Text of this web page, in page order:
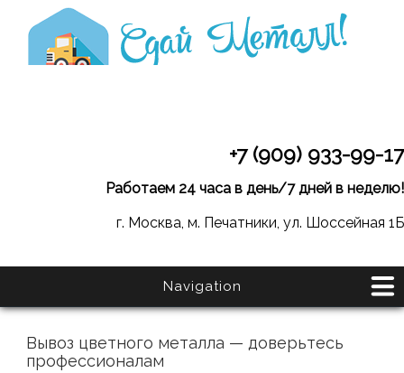
+7 (909) 933-99-17
Работаем 24 часа в день/7 дней в неделю!
г. Москва, м. Печатники, ул. Шоссейная 1Б
Navigation
Вывоз цветного металла — доверьтесь
профессионалам